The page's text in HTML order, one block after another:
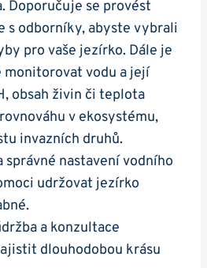
Doporučuje se provést
s ⁣odborníky, abyste ‍vybrali
pro vaše jezírko. ​Dále je
vodu‌ a její
obsah živin či teplota
v ekosystému,
invazních druhů.
správné nastavení vodního
udržovat jezírko